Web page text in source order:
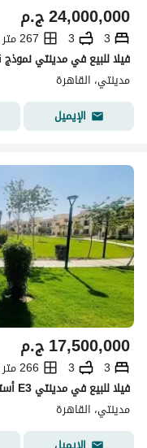
ج.م24,000,000
3
3
267 متر مربع
مدينتي، القاهرة
الإيميل
ج.م17,500,000
3
3
266 متر مربع
مدينتي، القاهرة